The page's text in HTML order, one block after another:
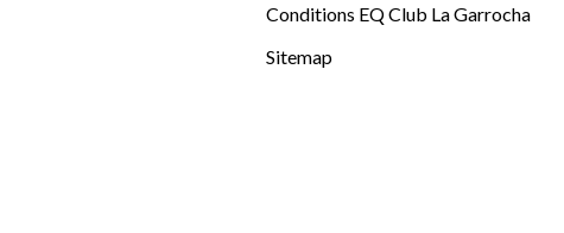
Conditions EQ Club La Garrocha
Sitemap